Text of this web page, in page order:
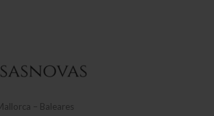
– Baleares